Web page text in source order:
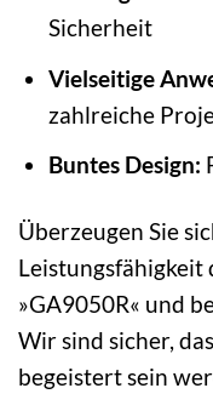
Sicherheit
Vielseitige
zahlreiche
Buntes Design:
Überzeugen Sie
Leistungsfähigkeit
»GA9050R« und
Wir sind sicher,
begeistert sein